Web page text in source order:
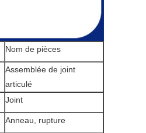
Nom de pièces
Assemblée de joint
articulé
Joint
Anneau, rupture